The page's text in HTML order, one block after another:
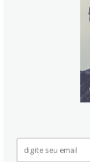
do
commodity e o